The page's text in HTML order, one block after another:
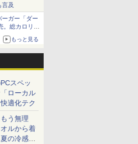
及
ガー「ダー
。総カロリー
もっと見る
スペッ
ローカル
適化テク
う無理
ルから着
の冷感グ